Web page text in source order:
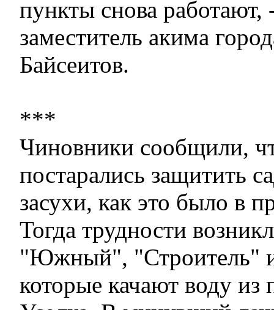
пункты снова работают,
заместитель акима
Байсеитов.
***
Чиновники сообщили,
постарались защитить
засухи, как это было в
Тогда трудности
"Южный", "Строитель"
которые качают воду